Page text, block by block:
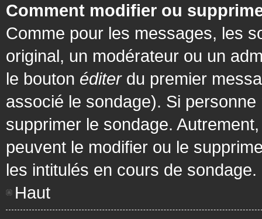
Comment modifier ou
Comme pour les messages, les
original, un modérateur ou un
le bouton éditerdu premier
associé le sondage). Si personne
supprimer le sondage.
peuvent le modifier ou le
les intitulés en cours de sondage.
Haut